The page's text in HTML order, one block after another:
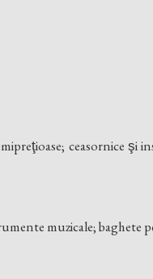
ceasornice şi
muzicale; baghete